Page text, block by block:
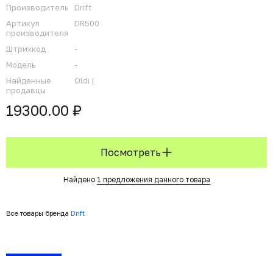
Производитель
Drift
Артикул
производителя
DR500
Штрихкод
-
Модель
-
Найденные
продавцы
Oldi |
19300.00 ₽
Посмотреть
Найдено 1 предложения данного товара
Все товары бренда Drift